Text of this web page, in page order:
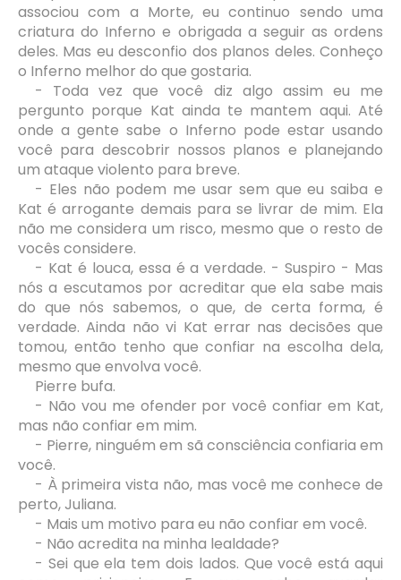
associou com a Morte, eu continuo sendo uma
criatura do Inferno e obrigada a seguir as ordens
deles. Mas eu desconfio dos planos deles. Conheço
o Inferno melhor do que gostaria.
- Toda vez que você diz algo assim eu me
pergunto porque Kat ainda te mantem aqui. Até
onde a gente sabe o Inferno pode estar usando
você para descobrir nossos planos e planejando
um ataque violento para breve.
- Eles não podem me usar sem que eu saiba e
Kat é arrogante demais para se livrar de mim. Ela
não me considera um risco, mesmo que o resto de
vocês considere.
- Kat é louca, essa é a verdade. - Suspiro - Mas
nós a escutamos por acreditar que ela sabe mais
do que nós sabemos, o que, de certa forma, é
verdade. Ainda não vi Kat errar nas decisões que
tomou, então tenho que confiar na escolha dela,
mesmo que envolva você.
Pierre bufa.
- Não vou me ofender por você confiar em Kat,
mas não confiar em mim.
- Pierre, ninguém em sã consciência confiaria em
você.
- À primeira vista não, mas você me conhece de
perto, Juliana.
- Mais um motivo para eu não confiar em você.
- Não acredita na minha lealdade?
- Sei que ela tem dois lados. Que você está aqui